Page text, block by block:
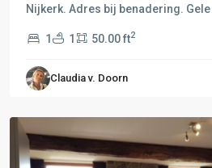
Nijkerk. Adres bij benadering. Gele
1 1 50.00 ft2
Claudia v. Doorn
Putten-
E:
Amersfoort-
Hilversum,